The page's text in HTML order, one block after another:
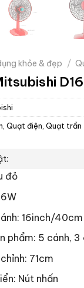
khỏe & đẹp /
Quạt điện, Quạt trần
đỏ
16inch/40cm
phẩm: 5 cánh, 3
71cm
Nút nhấn